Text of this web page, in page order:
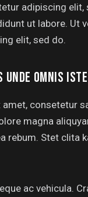
adipiscing
ut labore. Ut
elit, sed do.
UNDE OMNIS
consetetur
magna
rebum. Stet clita
ac vehicula.